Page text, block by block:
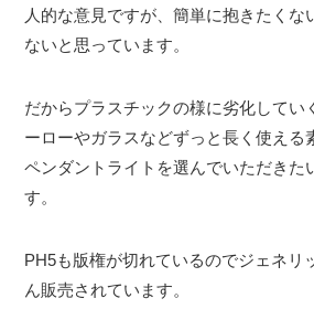
人的な意見ですが、簡単に抱きたくな
ないと思っています。
だからプラスチックの様に劣化してい
ーローやガラスなどずっと長く使える
ペンダントライトを選んでいただきた
す。
PH5も版権が切れているのでジェネリ
ん販売されています。